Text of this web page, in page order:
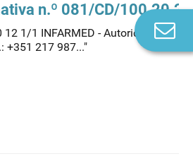
n.º 081/CD/
12 1/1 INFARMED - Autoridade
+351 217 987..."